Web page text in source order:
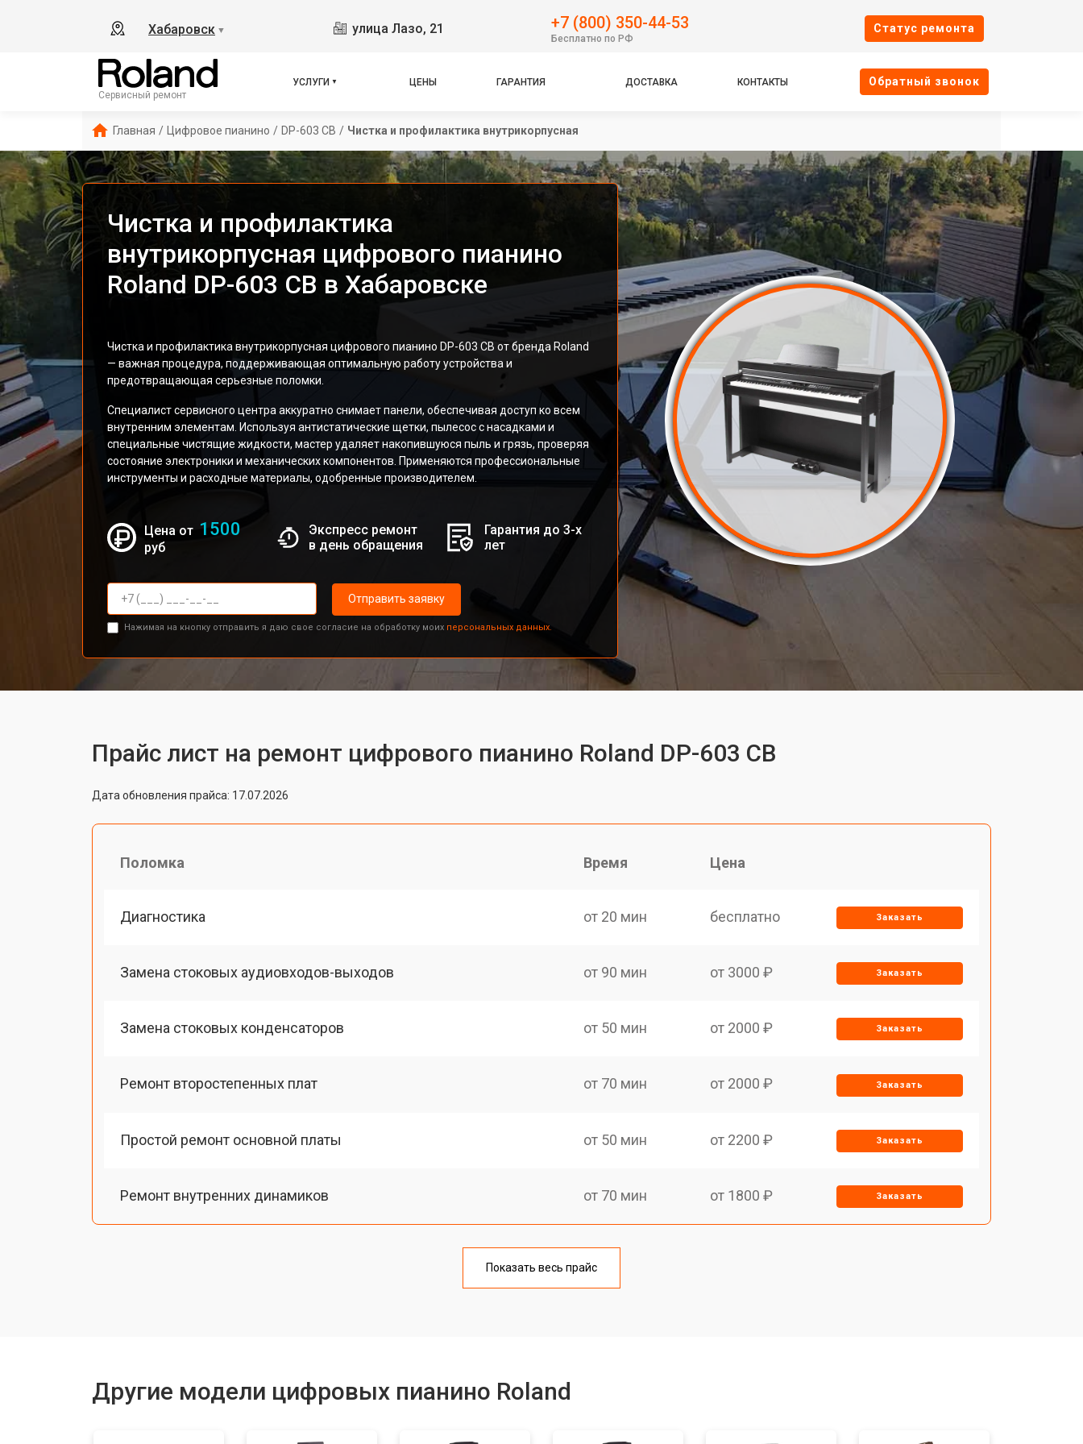
Хабаровск ▼ улица Лазо, 21 +7 (800) 350-44-53
Бесплатно по РФ
Cтатус ремонта
Сервисный ремонт
УСЛУГИ ЦЕНЫ ГАРАНТИЯ ДОСТАВКА КОНТАКТЫ Oбратный звонок
Главная / Цифровое пианино / DP-603 CB / Чистка и профилактика внутрикорпусная
Чистка и профилактика
внутрикорпусная цифрового пианино
Roland DP-603 CB в Хабаровске
Чистка и профилактика внутрикорпусная цифрового пианино DP-603 CB от бренда Roland
— важная процедура, поддерживающая оптимальную работу устройства и
предотвращающая серьезные поломки.
Специалист сервисного центра аккуратно снимает панели, обеспечивая доступ ко всем
внутренним элементам. Используя антистатические щетки, пылесос с насадками и
специальные чистящие жидкости, мастер удаляет накопившуюся пыль и грязь, проверяя
состояние электроники и механических компонентов. Применяются профессиональные
инструменты и расходные материалы, одобренные производителем.
Цена от 1500
руб
Экспресс ремонт
в день обращения
Гарантия до 3-х
лет
Отправить заявку
Нажимая на кнопку отправить я даю свое согласие на обработку моих персональных данных.
Прайс лист на ремонт цифрового пианино Roland DP-603 CB
Дата обновления прайса: 17.07.2026
Поломка Время Цена
Диагностика от 20 мин бесплатно Заказать
Замена стоковых аудиовходов-выходов от 90 мин от 3000 ₽ Заказать
Замена стоковых конденсаторов от 50 мин от 2000 ₽ Заказать
Ремонт второстепенных плат от 70 мин от 2000 ₽ Заказать
Простой ремонт основной платы от 50 мин от 2200 ₽ Заказать
Ремонт внутренних динамиков от 70 мин от 1800 ₽ Заказать
от 50 мин
Показать весь прайс
Другие модели цифровых пианино Roland